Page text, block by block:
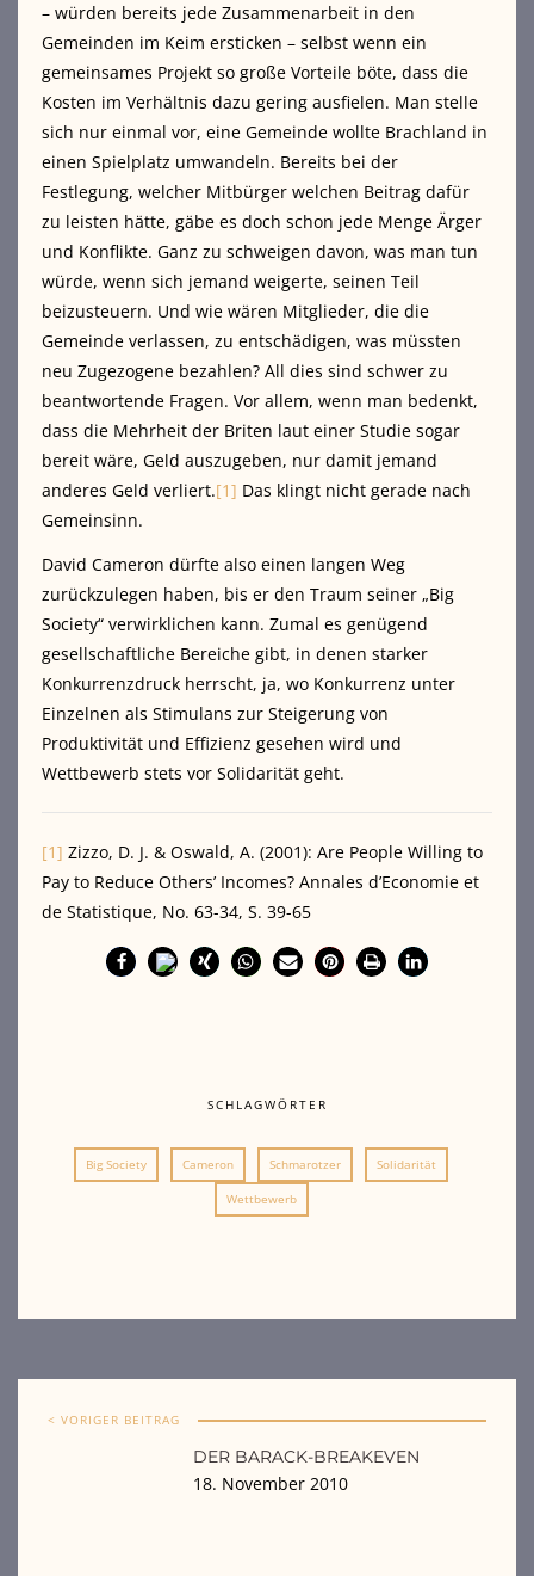
– würden bereits jede Zusammenarbeit in den
Gemeinden im Keim ersticken – selbst wenn ein
gemeinsames Projekt so große Vorteile böte, dass die
Kosten im Verhältnis dazu gering ausfielen. Man stelle
sich nur einmal vor, eine Gemeinde wollte Brachland in
einen Spielplatz umwandeln. Bereits bei der
Festlegung, welcher Mitbürger welchen Beitrag dafür
zu leisten hätte, gäbe es doch schon jede Menge Ärger
und Konflikte. Ganz zu schweigen davon, was man tun
würde, wenn sich jemand weigerte, seinen Teil
beizusteuern. Und wie wären Mitglieder, die die
Gemeinde verlassen, zu entschädigen, was müssten
neu Zugezogene bezahlen? All dies sind schwer zu
beantwortende Fragen. Vor allem, wenn man bedenkt,
dass die Mehrheit der Briten laut einer Studie sogar
bereit wäre, Geld auszugeben, nur damit jemand
anderes Geld verliert.[1] Das klingt nicht gerade nach
Gemeinsinn.
David Cameron dürfte also einen langen Weg
zurückzulegen haben, bis er den Traum seiner „Big
Society“ verwirklichen kann. Zumal es genügend
gesellschaftliche Bereiche gibt, in denen starker
Konkurrenzdruck herrscht, ja, wo Konkurrenz unter
Einzelnen als Stimulans zur Steigerung von
Produktivität und Effizienz gesehen wird und
Wettbewerb stets vor Solidarität geht.
[1] Zizzo, D. J. & Oswald, A. (2001): Are People Willing to
Pay to Reduce Others’ Incomes? Annales d’Economie et
de Statistique, No. 63-34, S. 39-65
SCHLAGWÖRTER
Big Society Cameron Schmarotzer Solidarität
Wettbewerb
< VORIGER BEITRAG
DER BARACK-BREAKEVEN
18. November 2010